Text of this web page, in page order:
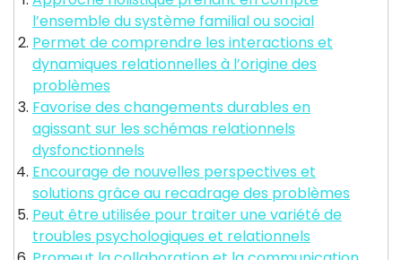
l’ensemble du système familial ou social
Permet de comprendre les interactions et
dynamiques relationnelles à l’origine des
problèmes
Favorise des changements durables en
agissant sur les schémas relationnels
dysfonctionnels
Encourage de nouvelles perspectives et
solutions grâce au recadrage des problèmes
Peut être utilisée pour traiter une variété de
troubles psychologiques et relationnels